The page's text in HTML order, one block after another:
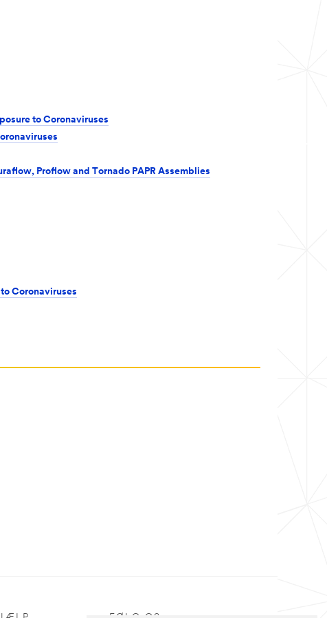
to Coronaviruses
Proflow and Tornado PAPR Assemblies
Coronaviruses